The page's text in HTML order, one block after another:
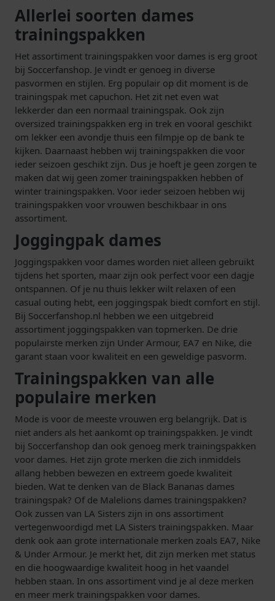
Allerlei soorten dames
trainingspakken
Het assortiment trainingspakken voor dames is erg groot
bij Soccerfanshop. Je vindt er genoeg in diverse
pasvormen en stijlen. Erg populair op dit moment is de
trainingspak met capuchon. Het zit net even wat
lekkerder dan een normaal trainingspak. Ook zijn
oversized trainingspakken erg in trek en vooral geschikt
om lekker een avondje thuis een filmpje op de bank te
kijken. Daarnaast hebben wij trainingspakken die voor
ieder seizoen geschikt zijn. Dus je hoeft je geen zorgen te
maken dat wij geen zomer trainingspakken hebben of
winter trainingspakken. Voor ieder seizoen hebben wij
trainingspakken voor vrouwen beschikbaar in ons
assortiment.
Joggingpak dames
Joggingspakken voor dames worden niet alleen gebruikt
tijdens het sporten, maar zijn ook perfect voor een dagje
ontspannen. Of je nu thuis lekker wilt relaxen of een
casual outing hebt, een joggingspak biedt comfort en stijl.
Bij Soccerfanshop.nl hebben we een uitgebreid
assortiment joggingspakken van topmerken. De drie
populairste merken zijn Under Armour, EA7 en Nike, die
garant staan voor kwaliteit en een geweldige pasvorm.
Trainingspakken van alle
populaire merken
Mode is voor de meeste vrouwen erg belangrijk. Dat is
niet anders als het aankomt op trainingspakken. Je vindt
bij Soccerfanshop dan ook genoeg merk trainingspakken
voor dames. Het zijn grote merken die zich inmiddels
allang hebben bewezen en extreem goede kwaliteit
bieden. Wat te denken van de Black Bananas dames
trainingspak? Of de Malelions dames trainingspakken?
Ook zussen van LA Sisters zijn in ons assortiment
vertegenwoordigd met LA Sisters trainingspakken. Maar
denk ook aan grote internationale merken zoals EA7, Nike
& Under Armour. Je merkt het, dit zijn merken met status
en die hoogwaardige kwaliteit hoog in het vaandel
hebben staan. In ons assortiment vind je al deze merken
en meer merk trainingspakken voor dames.